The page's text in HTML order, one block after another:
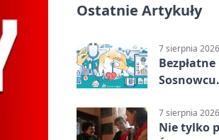
Ostatnie Artykuły
7 sierpnia 2026
7 sierpnia 2026
Nie tylko